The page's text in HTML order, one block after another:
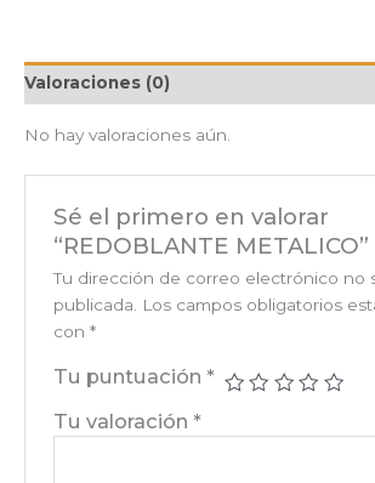
Valoraciones (0)
No hay valoraciones aún.
Sé el primero en valorar
“REDOBLANTE METALICO”
Tu dirección de correo electrónico no
publicada.
Los campos obligatorios
con *
Tu puntuación *
Tu valoración *